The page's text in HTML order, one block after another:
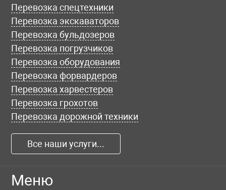
Перевозка спецтехники
Перевозка экскаваторов
Перевозка бульдозеров
Перевозка погрузчиков
Перевозка оборудования
Перевозка форвардеров
Перевозка харвестеров
Перевозка грохотов
Перевозка дорожной техники
Все наши услуги...
Меню